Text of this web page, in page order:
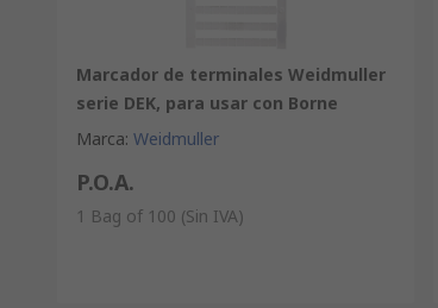
Marcador de terminales Weidmuller
serie DEK, para usar con Borne
Marca: Weidmuller
P.O.A.
1 Bag of 100 (Sin IVA)